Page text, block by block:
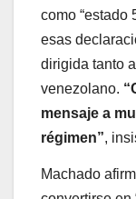
como “estado
esas
dirigida tanto
venezolano.
mensaje a
régimen”,
Machado